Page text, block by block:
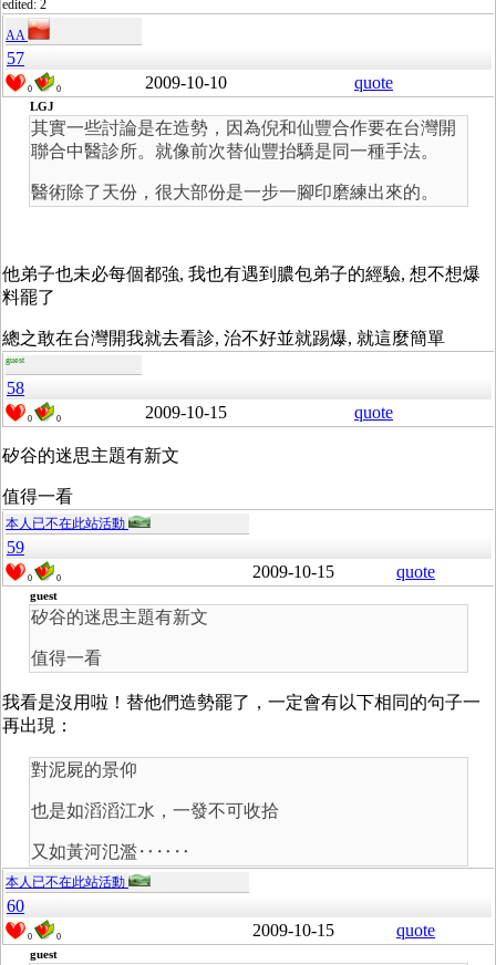
edited: 2
AA
57
0 0 2009-10-10 quote
LGJ
其實一些討論是在造勢，因為倪和仙豐合作要在台灣開
聯合中醫診所。就像前次替仙豐抬驕是同一種手法。
醫術除了天份，很大部份是一步一腳印磨練出來的。
他弟子也未必每個都強, 我也有遇到膿包弟子的經驗, 想不想爆
料罷了
總之敢在台灣開我就去看診, 治不好並就踢爆, 就這麼簡單
guest
58
0 0 2009-10-15 quote
矽谷的迷思主題有新文
值得一看
本人已不在此站活動
59
0 0 2009-10-15 quote
guest
矽谷的迷思主題有新文
值得一看
我看是沒用啦！替他們造勢罷了，一定會有以下相同的句子一
再出現：
對泥屍的景仰
也是如滔滔江水，一發不可收拾
又如黃河氾濫‥‥‥
本人已不在此站活動
60
0 0 2009-10-15 quote
guest